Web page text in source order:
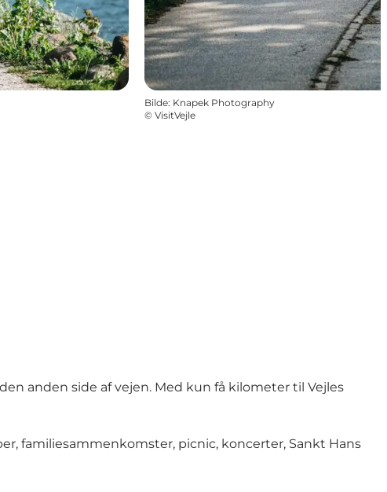
Bilde: Knapek Photography
© VisitVejle
anden side af vejen. Med kun få kilometer til Vejles
familiesammenkomster, picnic, koncerter, Sankt Hans